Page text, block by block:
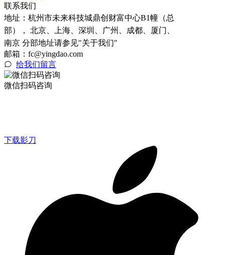
联系我们
地址： 杭州市未来科技城鼎创财富中心B1幢（总
部）， 北京、上海、深圳、广州、成都、厦门、
南京 分部地址请参见"关于我们"
邮箱：fc@yingdao.com
给我们留言
微信扫码咨询
下载影刀